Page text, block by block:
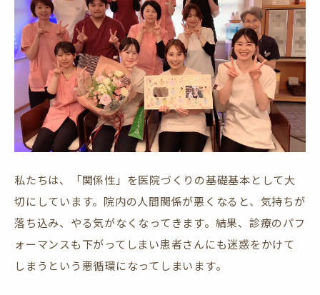
私たちは、「関係性」を医院づくりの基礎基本として大
切にしています。院内の人間関係が悪くなると、気持ちが
落ち込み、やる気がなくなってきます。結果、診療のパフ
ォーマンスも下がってしまい患者さんにも迷惑をかけて
しまうという悪循環になってしまいます。